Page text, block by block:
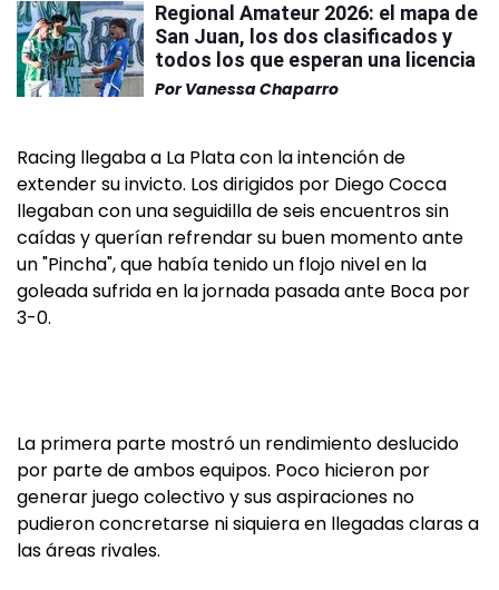
Regional Amateur 2026: el mapa de
San Juan, los dos clasificados y
todos los que esperan una licencia
Por Vanessa Chaparro
Racing llegaba a La Plata con la intención de
extender su invicto. Los dirigidos por Diego Cocca
llegaban con una seguidilla de seis encuentros sin
caídas y querían refrendar su buen momento ante
un "Pincha", que había tenido un flojo nivel en la
goleada sufrida en la jornada pasada ante Boca por
3-0.
La primera parte mostró un rendimiento deslucido
por parte de ambos equipos. Poco hicieron por
generar juego colectivo y sus aspiraciones no
pudieron concretarse ni siquiera en llegadas claras a
las áreas rivales.